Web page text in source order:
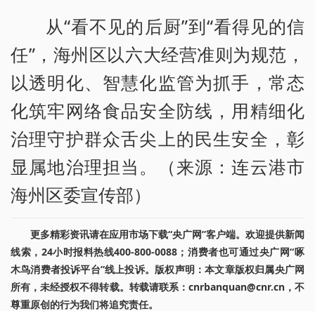
从“看不见的后厨”到“看得见的信
任”，海州区以六大经营准则为规范，
以透明化、智慧化监管为抓手，常态
化筑牢网络食品安全防线，用精细化
治理守护群众舌尖上的民生安全，彰
显属地治理担当。（来源：连云港市
海州区委宣传部）
更多精彩资讯请在应用市场下载“央广网”客户端。欢迎提供新闻
线索，24小时报料热线400-800-0088；消费者也可通过央广网“啄
木鸟消费者投诉平台”线上投诉。版权声明：本文章版权归属央广网
所有，未经授权不得转载。转载请联系：cnrbanquan@cnr.cn，不
尊重原创的行为我们将追究责任。